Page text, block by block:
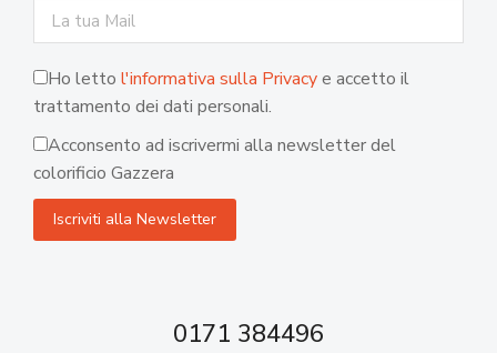
Ho letto l'informativa sulla Privacye accetto il
trattamento dei dati personali.
Acconsento ad iscrivermi alla newsletter del
colorificio Gazzera
0171 384496